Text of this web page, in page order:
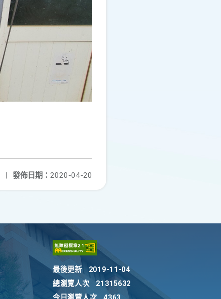
發佈日期： 2020-04-20
|
最後更新
2019-11-04
總瀏覽人次
21315632